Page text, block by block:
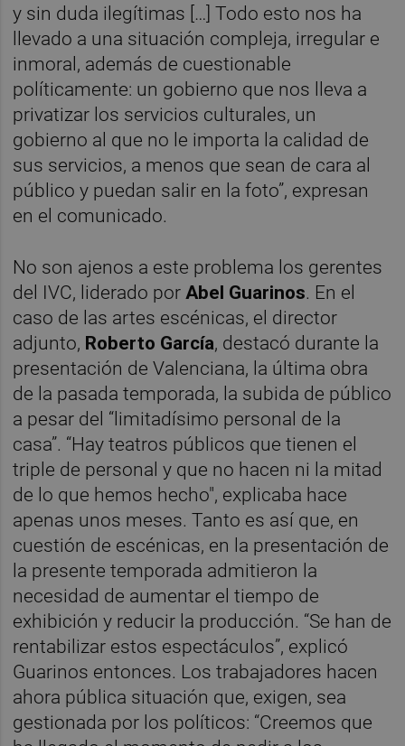
y sin duda ilegítimas […] Todo esto nos ha
llevado a una situación compleja, irregular e
inmoral, además de cuestionable
políticamente: un gobierno que nos lleva a
privatizar los servicios culturales, un
gobierno al que no le importa la calidad de
sus servicios, a menos que sean de cara al
público y puedan salir en la foto”, expresan
en el comunicado.
No son ajenos a este problema los gerentes
del IVC, liderado por Abel Guarinos. En el
caso de las artes escénicas, el director
adjunto, Roberto García, destacó durante la
presentación de Valenciana, la última obra
de la pasada temporada, la subida de público
a pesar del “limitadísimo personal de la
casa”. “Hay teatros públicos que tienen el
triple de personal y que no hacen ni la mitad
de lo que hemos hecho", explicaba hace
apenas unos meses. Tanto es así que, en
cuestión de escénicas, en la presentación de
la presente temporada admitieron la
necesidad de aumentar el tiempo de
exhibición y reducir la producción. “Se han de
rentabilizar estos espectáculos”, explicó
Guarinos entonces. Los trabajadores hacen
ahora pública situación que, exigen, sea
gestionada por los políticos: “Creemos que